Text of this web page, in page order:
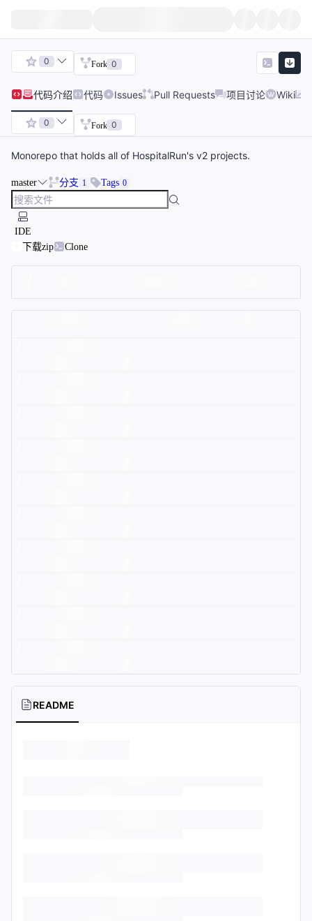
0 Fork 0
代码介绍 代码 Issues Pull Requests 项目讨论 Wiki
0 Fork 0
Monorepo that holds all of HospitalRun's v2 projects.
master 分支 1 Tags 0
IDE
下载zip
Clone
README